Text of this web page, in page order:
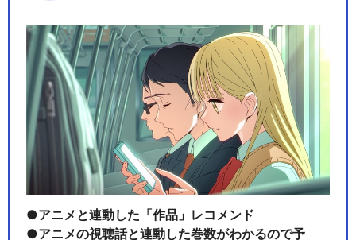
アニメと連動した「作品」レコメンド
アニメの視聴話と連動した巻数がわかるので予